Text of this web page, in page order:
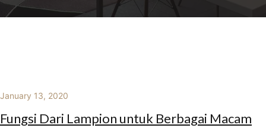
January 13, 2020
Fungsi Dari Lampion untuk Berbagai Macam